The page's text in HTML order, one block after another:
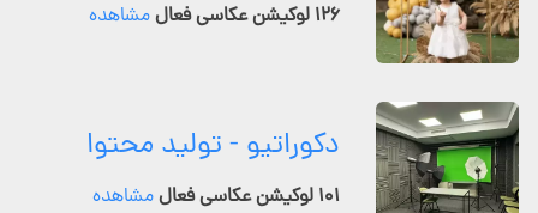
۱۲۶ لوکیشن عکاسی فعال مشاهده
دکوراتیو - تولید محتوا
۱۰۱ لوکیشن عکاسی فعال مشاهده